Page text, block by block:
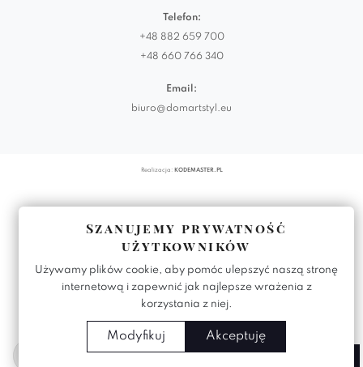
Telefon:
+48 882 659 700
+48 660 766 340
Email:
biuro@domartstyl.eu
Realizacja: KODEMASTER.PL
Szanujemy prywatność
użytkowników
Używamy plików cookie, aby pomóc ulepszyć naszą stronę
internetową i zapewnić jak najlepsze wrażenia z
korzystania z niej.
Modyfikuj Akceptuję